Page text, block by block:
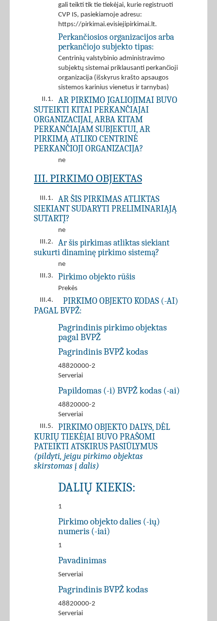
gali teikti tik tie tiekėjai, kurie registruoti
CVP IS, pasiekiamoje adresu:
https://pirkimai.evisiejipirkimai.lt.
Perkančiosios organizacijos arba
perkančiojo subjekto tipas:
Centrinių valstybinio administravimo
subjektų sistemai priklausanti perkančioji
organizacija (išskyrus krašto apsaugos
sistemos karinius vienetus ir tarnybas)
II.1.
AR PIRKIMO ĮGALIOJIMAI BUVO
SUTEIKTI KITAI PERKANČIAJAI
ORGANIZACIJAI, ARBA KITAM
PERKANČIAJAM SUBJEKTUI, AR
PIRKIMĄ ATLIKO CENTRINĖ
PERKANČIOJI ORGANIZACIJA?
ne
III. PIRKIMO OBJEKTAS
III.1.
AR ŠIS PIRKIMAS ATLIKTAS
SIEKIANT SUDARYTI PRELIMINARIĄJĄ
SUTARTĮ?
ne
III.2.
Ar šis pirkimas atliktas siekiant
sukurti dinaminę pirkimo sistemą?
ne
III.3.
Pirkimo objekto rūšis
Prekės
III.4.
PIRKIMO OBJEKTO KODAS (-AI)
PAGAL BVPŽ:
Pagrindinis pirkimo objektas
pagal BVPŽ
Pagrindinis BVPŽ kodas
48820000-2
Serveriai
Papildomas (-i) BVPŽ kodas (-ai)
48820000-2
Serveriai
III.5.
PIRKIMO OBJEKTO DALYS, DĖL
KURIŲ TIEKĖJAI BUVO PRAŠOMI
PATEIKTI ATSKIRUS PASIŪLYMUS
(pildyti, jeigu pirkimo objektas
skirstomas į dalis)
DALIŲ KIEKIS:
1
Pirkimo objekto dalies (-ių)
numeris (-iai)
1
Pavadinimas
Serveriai
Pagrindinis BVPŽ kodas
48820000-2
Serveriai